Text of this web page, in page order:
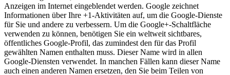
Anzeigen im Internet eingeblendet werden. Google zeichnet
Informationen über Ihre +1-Aktivitäten auf, um die Google-Dienste
für Sie und andere zu verbessern. Um die Google+-Schaltfläche
verwenden zu können, benötigen Sie ein weltweit sichtbares,
öffentliches Google-Profil, das zumindest den für das Profil
gewählten Namen enthalten muss. Dieser Name wird in allen
Google-Diensten verwendet. In manchen Fällen kann dieser Name
auch einen anderen Namen ersetzen, den Sie beim Teilen von